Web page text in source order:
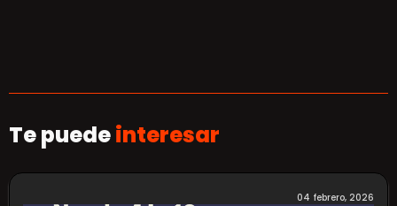
Te puedeinteresar
04 febrero, 2026